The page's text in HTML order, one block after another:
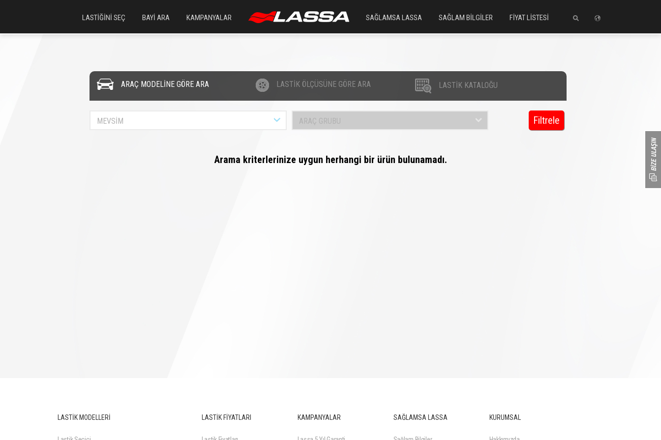
LASTİĞİNİ SEÇ BAYİ ARA KAMPANYALAR SAĞLAMSA LASSA SAĞLAM BİLGİLER FİYAT LİSTESİ
ARAÇ MODELİNE GÖRE ARA LASTİK ÖLÇÜSÜNE GÖRE ARA LASTİK KATALOĞU
MEVSİM ARAÇ GRUBU Filtrele
Arama kriterlerinize uygun herhangi bir ürün bulunamadı.
LASTİK MODELLERİ LASTİK FİYATLARI KAMPANYALAR SAĞLAMSA LASSA KURUMSAL